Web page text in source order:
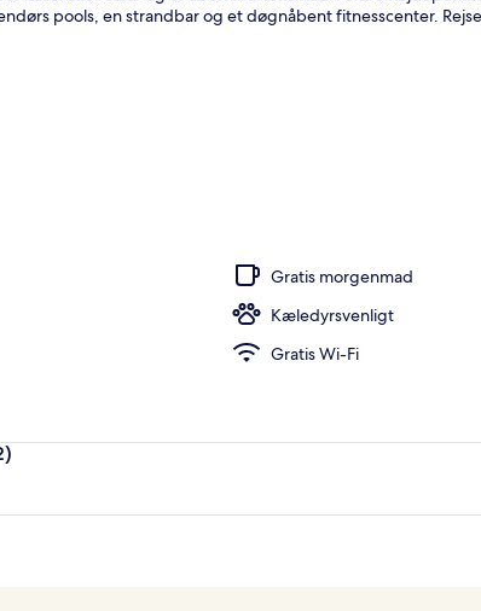
pools, en strandbar og et døgnåbent fitnesscenter.
Gratis morgenmad
Kæledyrsvenligt
Gratis Wi-Fi